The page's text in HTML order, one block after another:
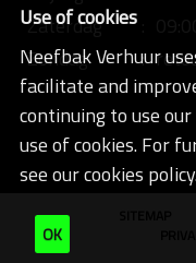
Zaterdag
Zondag
:
Use of cookies
Neefbak Verhuur
facilitate and
continuing to use
use of cookies. For
see our cookies
OK